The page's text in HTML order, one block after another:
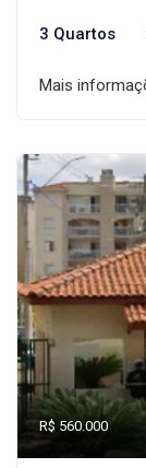
3 Quartos
Mais
R$ 560.000